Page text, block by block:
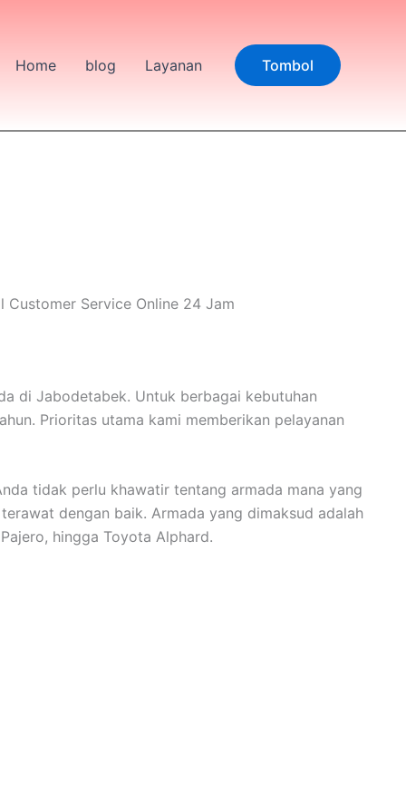
Home blog Layanan Tombol
Service Online 24 Jam
di Jabodetabek. Untuk berbagai kebutuhan
Prioritas utama kami memberikan pelayanan
tidak perlu khawatir tentang armada mana yang
dengan baik. Armada yang dimaksud adalah
hingga Toyota Alphard.